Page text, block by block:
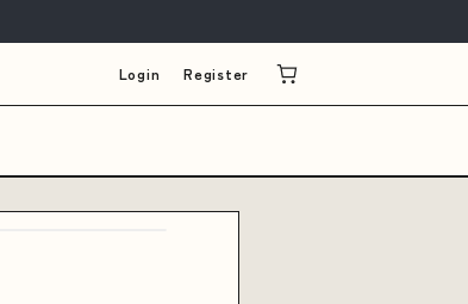
Login Register